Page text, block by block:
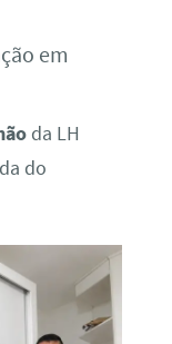
em
da LH
do